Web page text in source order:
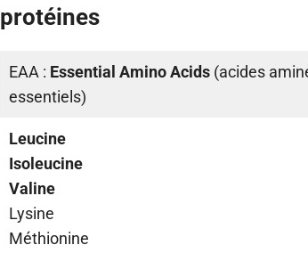
protéines
EAA : Essential Amino Acids (acides
essentiels)
Leucine
Isoleucine
Valine
Lysine
Méthionine